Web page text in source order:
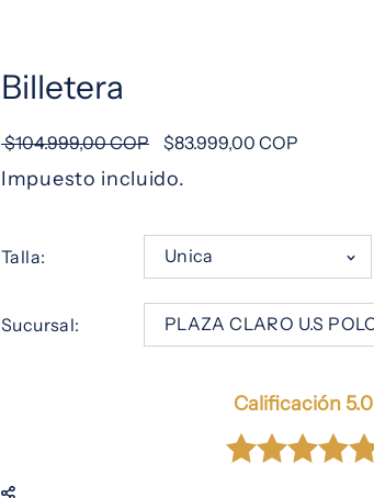
Billetera
$104.999,00 COP $83.999,00 COP
Impuesto incluido.
Talla:
Sucursal:
Calificación 5.0